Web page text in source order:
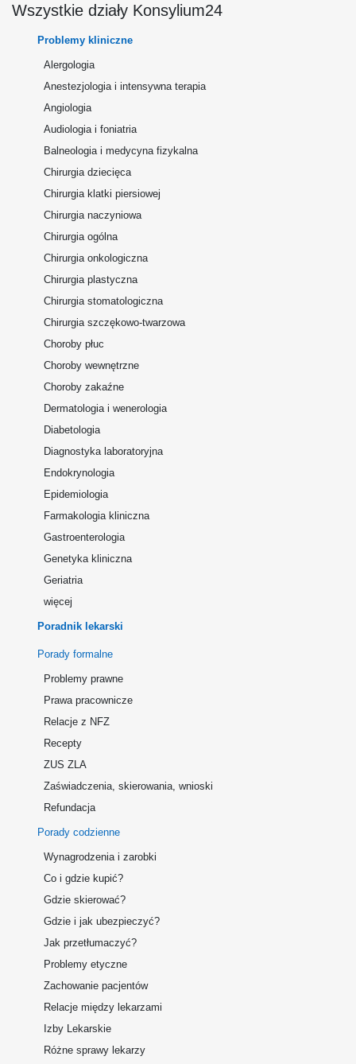
Wszystkie działy Konsylium24
Problemy kliniczne
Alergologia
Anestezjologia i intensywna terapia
Angiologia
Audiologia i foniatria
Balneologia i medycyna fizykalna
Chirurgia dziecięca
Chirurgia klatki piersiowej
Chirurgia naczyniowa
Chirurgia ogólna
Chirurgia onkologiczna
Chirurgia plastyczna
Chirurgia stomatologiczna
Chirurgia szczękowo-twarzowa
Choroby płuc
Choroby wewnętrzne
Choroby zakaźne
Dermatologia i wenerologia
Diabetologia
Diagnostyka laboratoryjna
Endokrynologia
Epidemiologia
Farmakologia kliniczna
Gastroenterologia
Genetyka kliniczna
Geriatria
więcej
Poradnik lekarski
Porady formalne
Problemy prawne
Prawa pracownicze
Relacje z NFZ
Recepty
ZUS ZLA
Zaświadczenia, skierowania, wnioski
Refundacja
Porady codzienne
Wynagrodzenia i zarobki
Co i gdzie kupić?
Gdzie skierować?
Gdzie i jak ubezpieczyć?
Jak przetłumaczyć?
Problemy etyczne
Zachowanie pacjentów
Relacje między lekarzami
Izby Lekarskie
Różne sprawy lekarzy